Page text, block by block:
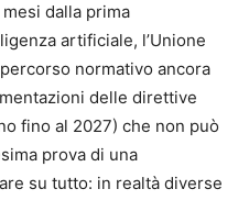
dalla prima
artificiale, l’Unione
normativo ancora
delle direttive
fino al 2027) che non può
prova di una
su tutto: in realtà diverse